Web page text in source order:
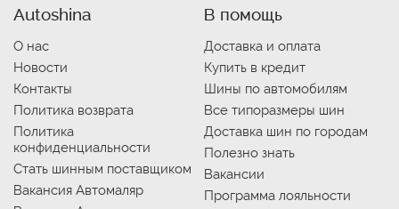
Autoshina
О нас
Новости
Контакты
Политика возврата
Политика
конфиденциальности
Стать шинным поставщиком
Вакансия Автомаляр
В помощь
Доставка и оплата
Купить в кредит
Шины по автомобилям
Все типоразмеры шин
Доставка шин по городам
Полезно знать
Вакансии
Программа лояльности